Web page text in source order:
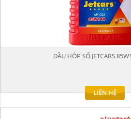
DẦU HỘP SỐ JETCARS
LIÊN HỆ